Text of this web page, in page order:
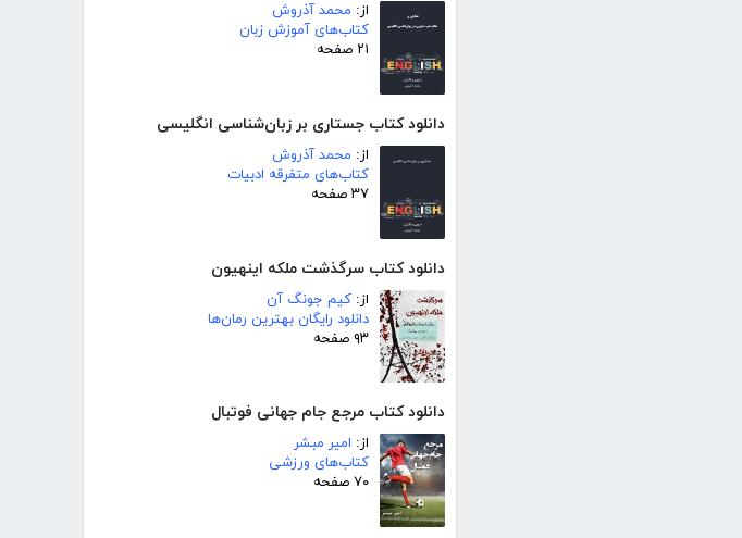
از: محمد آذروش
کتاب‌های آموزش زبان
۲۱ صفحه
دانلود کتاب جستاری بر زبان‌شناسی انگلیسی
از: محمد آذروش
کتاب‌های متفرقه ادبیات
۳۷ صفحه
دانلود کتاب سرگذشت ملکه اینهیون
از: کیم جونگ آن
دانلود رایگان بهترین رمان‌ها
۹۳ صفحه
دانلود کتاب مرجع جام جهانی فوتبال
از: امیر مبشر
کتاب‌های ورزشی
۷۰ صفحه